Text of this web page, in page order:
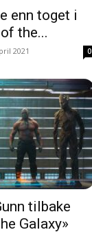
enn toget i
the...
2021 0
tilbake
Galaxy»